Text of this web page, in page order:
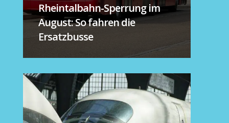
Rheintalbahn-Sperrung im
August: So fahren die
Ersatzbusse